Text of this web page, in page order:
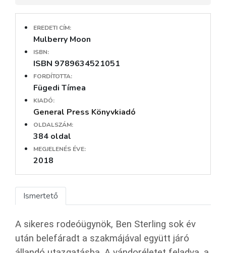
EREDETI CÍM:
Mulberry Moon
ISBN:
ISBN 9789634521051
FORDÍTOTTA:
Fügedi Tímea
KIADÓ:
General Press Könyvkiadó
OLDALSZÁM:
384 oldal
MEGJELENÉS ÉVE:
2018
Ismertető
A sikeres rodeóügynök, Ben Sterling sok év
után belefáradt a szakmájával együtt járó